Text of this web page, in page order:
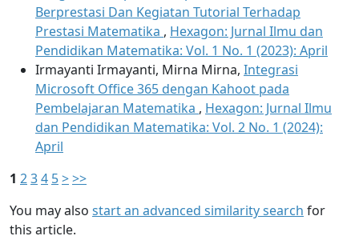
Berprestasi Dan Kegiatan Tutorial Terhadap
Prestasi Matematika , Hexagon: Jurnal Ilmu dan
Pendidikan Matematika: Vol. 1 No. 1 (2023): April
Irmayanti Irmayanti, Mirna Mirna, Integrasi
Microsoft Office 365 dengan Kahoot pada
Pembelajaran Matematika , Hexagon: Jurnal Ilmu
dan Pendidikan Matematika: Vol. 2 No. 1 (2024):
April
1 234 5>>>
You may also start an advanced similarity search for
this article.